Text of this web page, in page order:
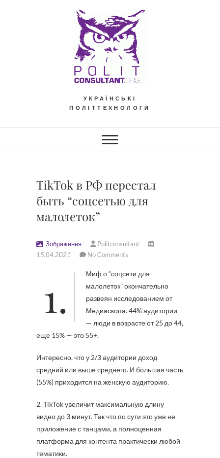
УКРАЇНСЬКІ
ПОЛІТТЕХНОЛОГИ
TikTok в РФ перестал
быть “соцсетью для
малолеток”
Зображення
Politconsultant
15.04.2021
No Comments
1. Миф о “соцсети для
малолеток” окончательно
развеян исследованием от
Медиаскопа. 44% аудитории
— люди в возрасте от 25 до 44,
еще 15% — это 55+.
Интересно, что у 2/3 аудитории доход
средний или выше среднего. И большая часть
(55%) приходится на женскую аудиторию.
2. TikTok увеличит максимальную длину
видео до 3 минут. Так что по сути это уже не
приложение с танцами, а полноценная
платформа для контента практически любой
тематики.